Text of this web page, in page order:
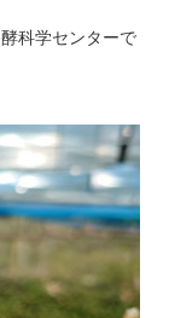
科学センターで